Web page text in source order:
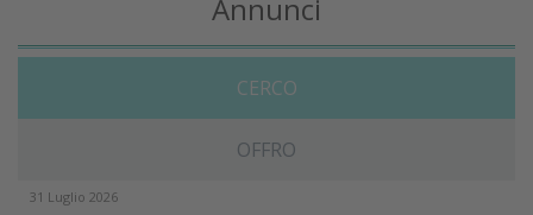
Annunci
CERCO
OFFRO
31 Luglio 2026